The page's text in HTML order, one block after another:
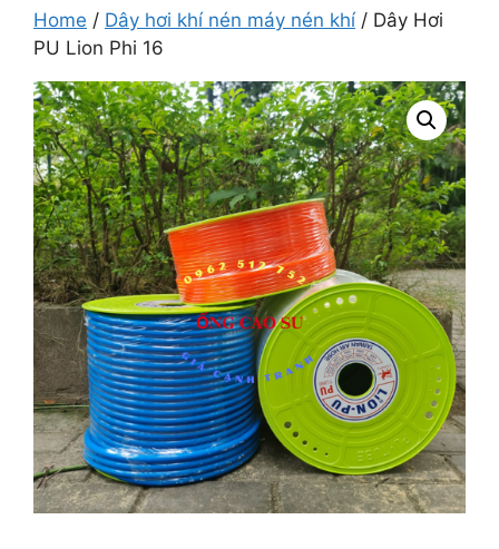
Home / Dây hơi khí nén máy nén khí / Dây Hơi
PU Lion Phi 16